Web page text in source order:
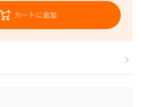
カートに追加